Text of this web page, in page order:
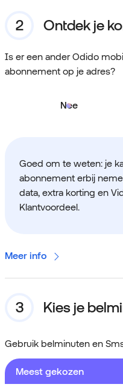
Ontdek je
Is er een ander Odido
abonnement op je adres?
Nee
Goed om te weten: je
abonnement erbij
data, extra korting en
Klantvoordeel.
Meer info
Kies je
Gebruik belminuten en
Meest gekozen